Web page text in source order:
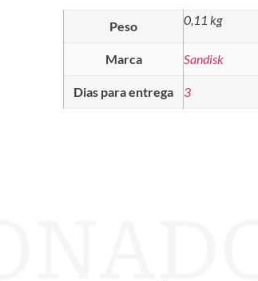
Peso 0,11 kg
Marca Sandisk
Dias para entrega 3